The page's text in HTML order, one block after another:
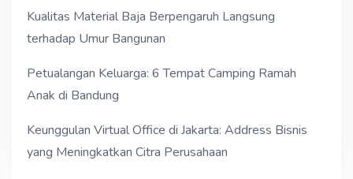
Kualitas Material Baja Berpengaruh Langsung
terhadap Umur Bangunan
Petualangan Keluarga: 6 Tempat Camping Ramah
Anak di Bandung
Keunggulan Virtual Office di Jakarta: Address Bisnis
yang Meningkatkan Citra Perusahaan